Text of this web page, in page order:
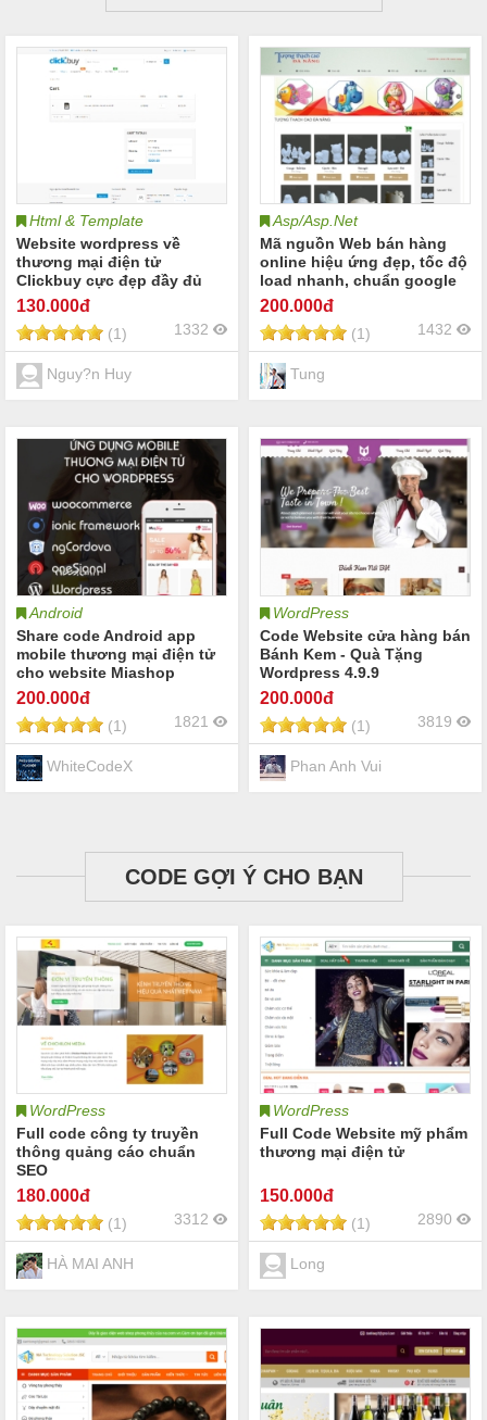
Html & Template
Website wordpress về
thương mại điện tử
Clickbuy cực đẹp đầy đủ
các tính năng chuẩn seo
130.000đ
(1) 1332
Nguy?n Huy
Asp/Asp.Net
Mã nguồn Web bán hàng
online hiệu ứng đẹp, tốc độ
load nhanh, chuẩn google
SEO
200.000đ
(1) 1432
Tung
Android
Share code Android app
mobile thương mại điện tử
cho website Miashop
Woocommerce wordpress
200.000đ
(1) 1821
WhiteCodeX
WordPress
Code Website cửa hàng bán
Bánh Kem - Quà Tặng
Wordpress 4.9.9
200.000đ
(1) 3819
Phan Anh Vui
CODE GỢI Ý CHO BẠN
WordPress
Full code công ty truyền
thông quảng cáo chuẩn
SEO
180.000đ
(1) 3312
HÀ MAI ANH
WordPress
Full Code Website mỹ phẩm
thương mại điện tử
150.000đ
(1) 2890
Long